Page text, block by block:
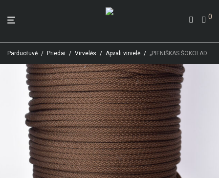
0
Parduotuvė / Priedai / Virvelės / Apvali virvelė / „PIENIŠKAS ŠOKOLADAS” VIRVELĖ